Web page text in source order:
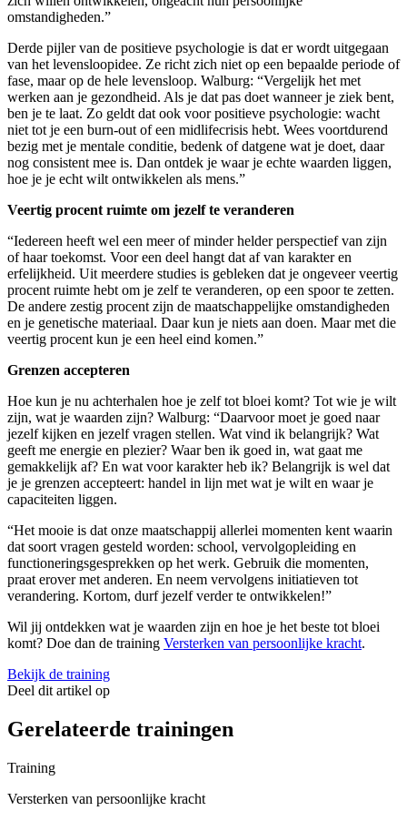
omstandigheden.”
Derde pijler van de positieve psychologie is dat er wordt uitgegaan
van het levensloopidee. Ze richt zich niet op een bepaalde periode of
fase, maar op de hele levensloop. Walburg: “Vergelijk het met
werken aan je gezondheid. Als je dat pas doet wanneer je ziek bent,
ben je te laat. Zo geldt dat ook voor positieve psychologie: wacht
niet tot je een burn-out of een midlifecrisis hebt. Wees voortdurend
bezig met je mentale conditie, bedenk of datgene wat je doet, daar
nog consistent mee is. Dan ontdek je waar je echte waarden liggen,
hoe je je echt wilt ontwikkelen als mens.”
Veertig procent ruimte om jezelf te veranderen
“Iedereen heeft wel een meer of minder helder perspectief van zijn
of haar toekomst. Voor een deel hangt dat af van karakter en
erfelijkheid. Uit meerdere studies is gebleken dat je ongeveer veertig
procent ruimte hebt om je zelf te veranderen, op een spoor te zetten.
De andere zestig procent zijn de maatschappelijke omstandigheden
en je genetische materiaal. Daar kun je niets aan doen. Maar met die
veertig procent kun je een heel eind komen.”
Grenzen accepteren
Hoe kun je nu achterhalen hoe je zelf tot bloei komt? Tot wie je wilt
zijn, wat je waarden zijn? Walburg: “Daarvoor moet je goed naar
jezelf kijken en jezelf vragen stellen. Wat vind ik belangrijk? Wat
geeft me energie en plezier? Waar ben ik goed in, wat gaat me
gemakkelijk af? En wat voor karakter heb ik? Belangrijk is wel dat
je je grenzen accepteert: handel in lijn met wat je wilt en waar je
capaciteiten liggen.
“Het mooie is dat onze maatschappij allerlei momenten kent waarin
dat soort vragen gesteld worden: school, vervolgopleiding en
functioneringsgesprekken op het werk. Gebruik die momenten,
praat erover met anderen. En neem vervolgens initiatieven tot
verandering. Kortom, durf jezelf verder te ontwikkelen!”
Wil jij ontdekken wat je waarden zijn en hoe je het beste tot bloei
komt? Doe dan de training Versterken van persoonlijke kracht.
Bekijk de training
Deel dit artikel op
Gerelateerde trainingen
Training
Versterken van persoonlijke kracht